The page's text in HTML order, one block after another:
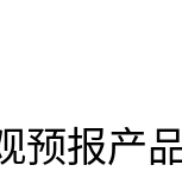
预报产